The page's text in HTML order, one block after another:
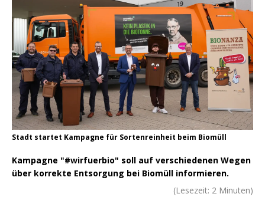
Stadt startet Kampagne für Sortenreinheit beim Biomüll
Kampagne "#wirfuerbio" soll auf verschiedenen Wegen
über korrekte Entsorgung bei Biomüll informieren.
(Lesezeit: 2 Minuten)